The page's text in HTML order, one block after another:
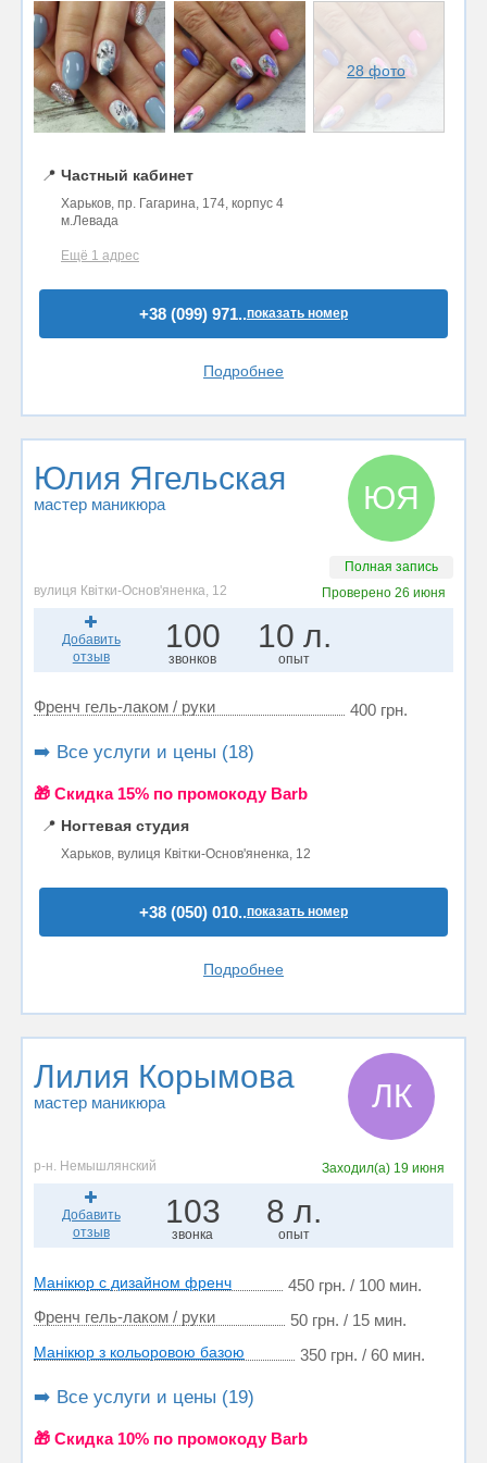
28 фото
📍 Частный кабинет
Харьков, пр. Гагарина, 174, корпус 4
м.Левада
Ещё 1 адрес
+38 (099) 971..показать номер
Подробнее
Юлия Ягельская
мастер маникюра ЮЯ
Полная запись
вулиця Квітки-Основ'яненка, 12
Проверено 26 июня
Добавить
отзыв
100
звонков
10 л.
опыт
Френч гель-лаком / руки 400 грн.
➡️ Все услуги и цены (18)
🎁 Cкидка 15% по промокоду Barb
📍 Ногтевая студия
Харьков, вулиця Квітки-Основ'яненка, 12
+38 (050) 010..показать номер
Подробнее
Лилия Корымова
мастер маникюра ЛК
р-н. Немышлянский Заходил(а) 19 июня
Добавить
отзыв
103
звонка
8 л.
опыт
Манікюр с дизайном френч
450 грн. / 100 мин.
Френч гель-лаком / руки
50 грн. / 15 мин.
Манікюр з кольоровою базою 350 грн. / 60 мин.
➡️ Все услуги и цены (19)
🎁 Cкидка 10% по промокоду Barb